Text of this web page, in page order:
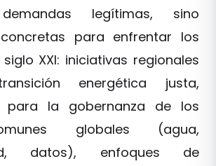
legítimas, sino
para enfrentar los
XXI: iniciativas regionales
energética justa,
para la gobernanza de los
globales (agua,
datos), enfoques de